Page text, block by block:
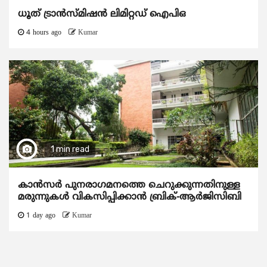
ധൂത് ട്രാൻസ്മിഷൻ ലിമിറ്റഡ് ഐപിഒ
4 hours ago Kumar
1 min read
കാന്‍സര്‍ പുനരാഗമനത്തെ ചെറുക്കുന്നതിനുള്ള
മരുന്നുകള്‍ വികസിപ്പിക്കാന്‍ ബ്രിക്-ആര്‍ജിസിബി
1 day ago Kumar